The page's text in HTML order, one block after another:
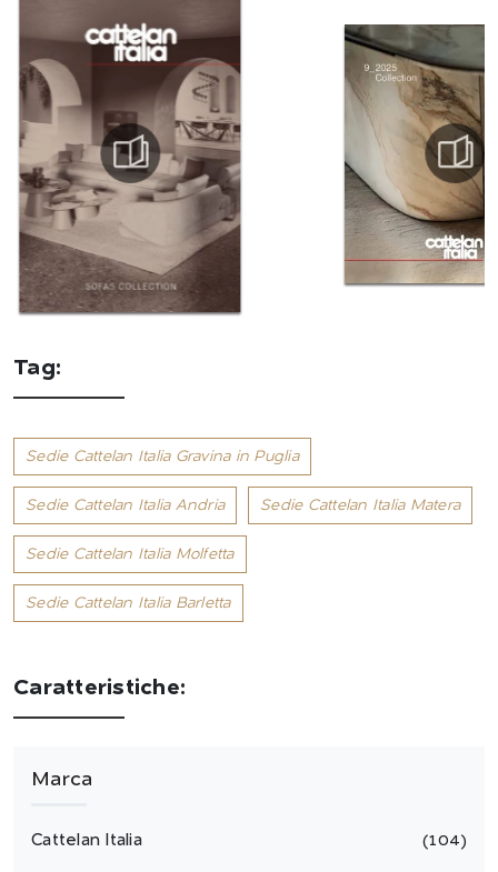
Tag:
Sedie Cattelan Italia Gravina in Puglia
Sedie Cattelan Italia Andria Sedie Cattelan Italia Matera
Sedie Cattelan Italia Molfetta
Sedie Cattelan Italia Barletta
Caratteristiche:
Marca
Cattelan Italia 104